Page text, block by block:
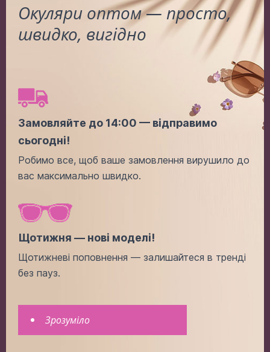
Ціна: (опт):
5.00$
Окуляри оптом — просто,
швидко, вигідно
Замовляйте до 14:00 — відправимо
сьогодні!
Робимо все, щоб ваше замовлення вирушило до
вас максимально швидко.
Щотижня — нові моделі!
Щотижневі поповнення — залишайтеся в тренді
без пауз.
Зрозуміло